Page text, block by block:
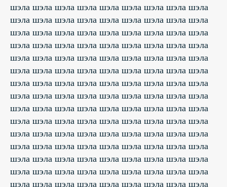
шэла шэла шэла шэла шэла шэла шэла шэла шэла
шэла шэла шэла шэла шэла шэла шэла шэла шэла
шэла шэла шэла шэла шэла шэла шэла шэла шэла
шэла шэла шэла шэла шэла шэла шэла шэла шэла
шэла шэла шэла шэла шэла шэла шэла шэла шэла
шэла шэла шэла шэла шэла шэла шэла шэла шэла
шэла шэла шэла шэла шэла шэла шэла шэла шэла
шэла шэла шэла шэла шэла шэла шэла шэла шэла
шэла шэла шэла шэла шэла шэла шэла шэла шэла
шэла шэла шэла шэла шэла шэла шэла шэла шэла
шэла шэла шэла шэла шэла шэла шэла шэла шэла
шэла шэла шэла шэла шэла шэла шэла шэла шэла
шэла шэла шэла шэла шэла шэла шэла шэла шэла
шэла шэла шэла шэла шэла шэла шэла шэла шэла
шэла шэла шэла шэла шэла шэла шэла шэла шэла